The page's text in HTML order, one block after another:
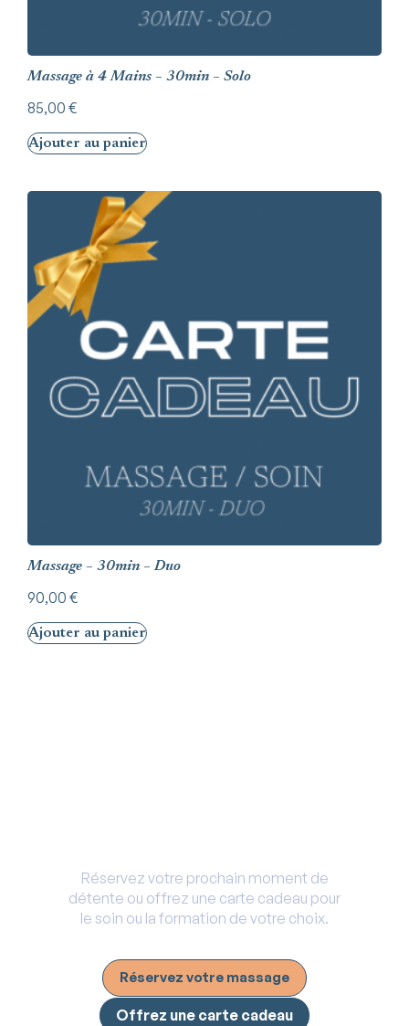
Massage à 4 Mains – 30min – Solo
85,00 €
Ajouter au panier
Massage – 30min – Duo
90,00 €
Ajouter au panier
Réservez votre prochain moment de
détente ou offrez une carte cadeau pour
le soin ou la formation de votre choix.
Offrez une carte cadeau
Réservez votre massage